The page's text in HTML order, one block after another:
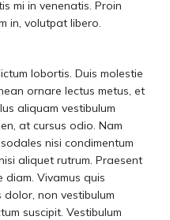
mi in venenatis. Proin
in, volutpat libero.
lobortis. Duis molestie
ornare lectus metus, et
aliquam vestibulum
at cursus odio. Nam
nisi condimentum
aliquet rutrum. Praesent
diam. Vivamus quis
dolor, non vestibulum
suscipit. Vestibulum